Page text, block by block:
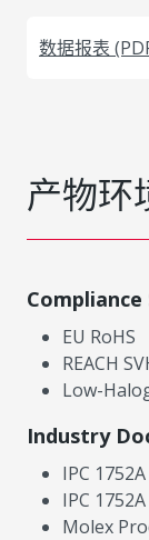
数据报表
产物环
EU RoHS
REACH
Low-
Industry
IPC
IPC
Molex